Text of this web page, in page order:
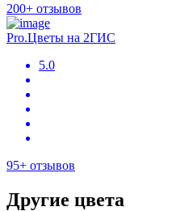
200+ отзывов
Pro.Цветы на 2ГИС
5.0
95+ отзывов
Другие цвета